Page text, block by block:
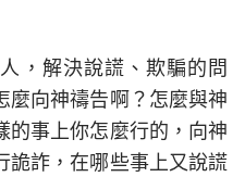
，解決說謊、欺騙的問
麼向神禱告啊？怎麼與神
的事上你怎麼行的，向神
詭詐，在哪些事上又說謊